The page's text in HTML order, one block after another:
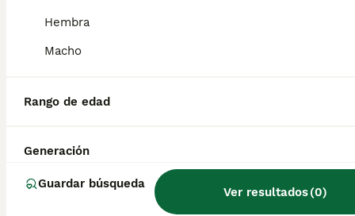
Hembra
Macho
Rango de edad
Generación
Guardar búsqueda
Ver resultados(0)
pomsky?
¿Qué cruce es un Pomsky?